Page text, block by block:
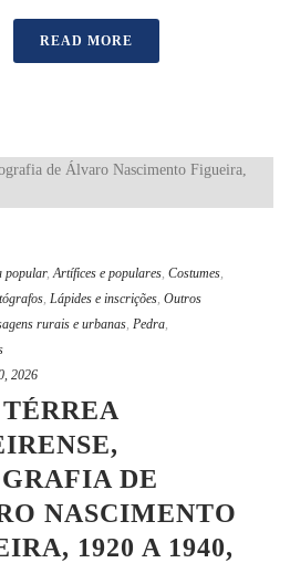
READ MORE
popular,Artífices e populares, Costumes,
, Lápides e inscrições, Outros
rurais e urbanas, Pedra,
2026
DE
NASCIMENTO
1920 A 1940,